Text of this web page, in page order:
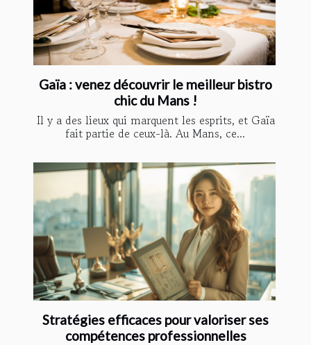
Gaïa : venez découvrir le meilleur bistro
chic du Mans !
Il y a des lieux qui marquent les esprits, et Gaïa
fait partie de ceux-là. Au Mans, ce...
Stratégies efficaces pour valoriser ses
compétences professionnelles